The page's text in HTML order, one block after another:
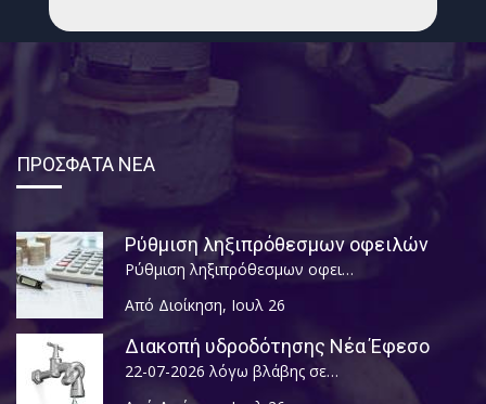
ΠΡΟΣΦΑΤΑ ΝΕΑ
Ρύθμιση ληξιπρόθεσμων οφειλών
Ρύθμιση ληξιπρόθεσμων οφει…
Από Διοίκηση, Ιουλ 26
Διακοπή υδροδότησης Νέα Έφεσο
22-07-2026 λόγω βλάβης σε…